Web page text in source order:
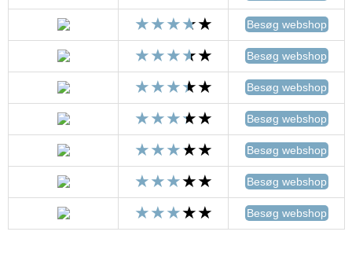
Besøg webshop
Besøg webshop
Besøg webshop
Besøg webshop
Besøg webshop
Besøg webshop
Besøg webshop